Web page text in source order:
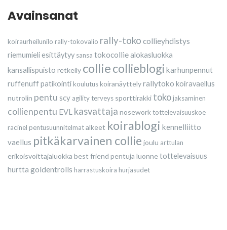
Avainsanat
koiraurheilunilo rally-tokovalio rally-toko collieyhdistys
riemumieli esittäytyy sansa tokocolliealokasluokka
kansallispuisto retkeily colliecollieblogi karhunpennut
ruffenuffpatikointikoulutuskoiranäyttelyrallytoko koiravaellus
nutrolin pentu scy agility terveys sporttirakki tokojaksaminen
collienpentu EVL kasvattaja nosework tottelevaisuuskoe
racinel pentusuunnitelmatalkeet koirablogi kennelliitto
vaellus pitkäkarvainen collie joulu arttulan
erikoisvoittajaluokka best friend pentuja luonnetottelevaisuus
hurtta goldentrolls harrastuskoira hurjasudet